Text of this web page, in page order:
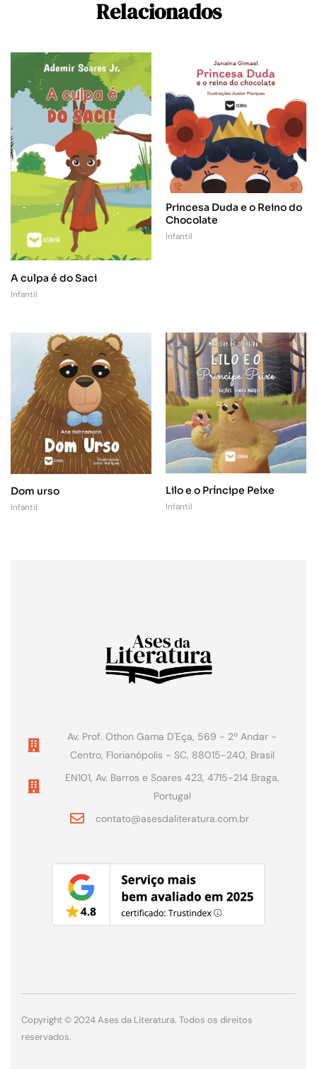
Relacionados
A culpa é do Saci
Infantil
Princesa Duda e o Reino do
Chocolate
Infantil
Dom urso
Infantil
Lilo e o Príncipe Peixe
Infantil
Av. Prof. Othon Gama D'Eça, 569 - 2º Andar -
Centro, Florianópolis - SC, 88015-240, Brasil
EN101, Av. Barros e Soares 423, 4715-214 Braga,
Portugal
contato@asesdaliteratura.com.br
Copyright © 2024 Ases da Literatura. Todos os direitos
reservados.